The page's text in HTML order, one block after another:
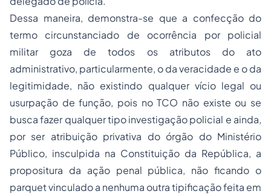
Dessa maneira, demonstra-se que a confecção do
termo circunstanciado de ocorrência por policial
militar goza de todos os atributos do ato
administrativo, particularmente, o da veracidade e o da
legitimidade, não existindo qualquer vício legal ou
usurpação de função, pois no TCO não existe ou se
busca fazer qualquer tipo investigação policial e ainda,
por ser atribuição privativa do órgão do Ministério
Público, insculpida na Constituição da República, a
propositura da ação penal pública, não ficando o
parquet vinculado a nenhuma outra tipificação feita em